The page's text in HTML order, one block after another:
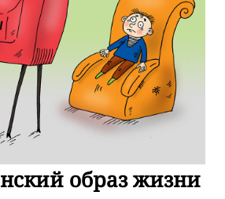
образ жизни